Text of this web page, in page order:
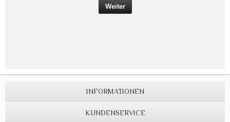
Weiter
INFORMATIONEN
KUNDENSERVICE